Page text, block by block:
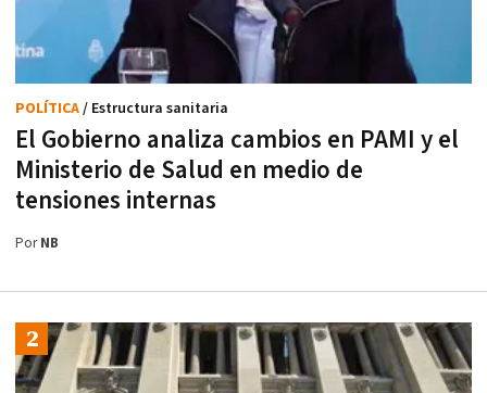
El Gobierno analiza cambios en PAMI y el
Ministerio de Salud en medio de
tensiones internas
POLÍTICA/ Estructura sanitaria
PorNB